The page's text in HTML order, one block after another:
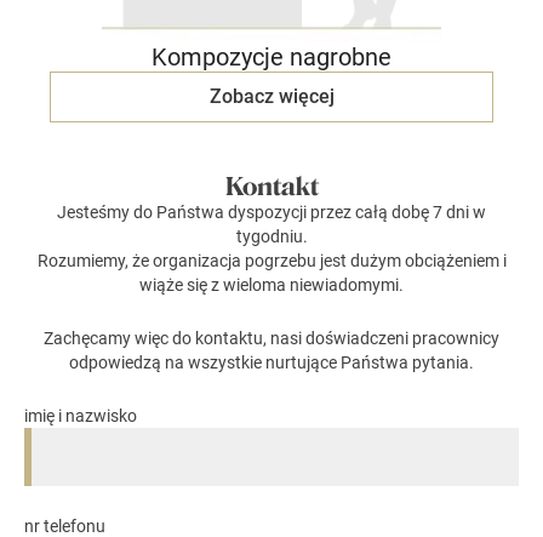
Kompozycje nagrobne
Zobacz więcej
Kontakt
Jesteśmy do Państwa dyspozycji przez całą dobę 7 dni w
tygodniu.
Rozumiemy, że organizacja pogrzebu jest dużym obciążeniem i
wiąże się z wieloma niewiadomymi.
Zachęcamy więc do kontaktu, nasi doświadczeni pracownicy
odpowiedzą na wszystkie nurtujące Państwa pytania.
imię i nazwisko
nr telefonu